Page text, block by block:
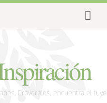
Proverbios, encuentra el tuyo